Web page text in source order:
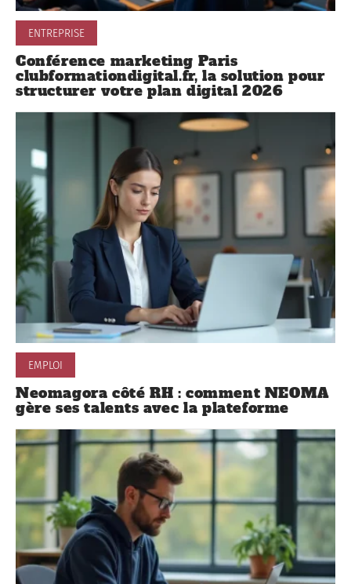
ENTREPRISE
Conférence marketing Paris
clubformationdigital.fr, la solution pour
structurer votre plan digital 2026
EMPLOI
Neomagora côté RH : comment NEOMA
gère ses talents avec la plateforme